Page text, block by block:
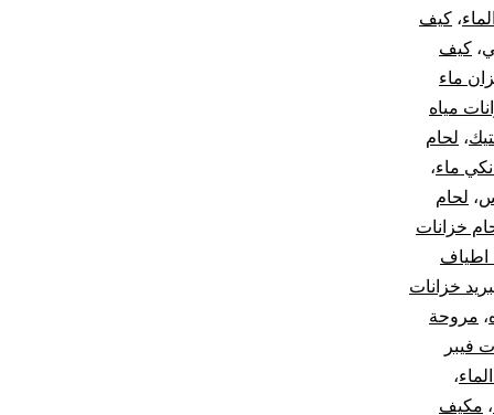
، كيف
، كيف
ماء
مياه
، لحام
ماء،
، لحام
خزانات
خزانات
، مروحة
فيبر
،
، مكيف